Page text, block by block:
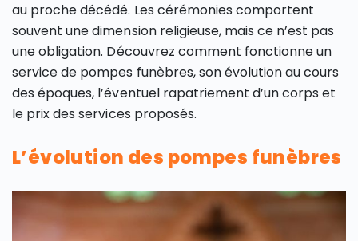
au proche décédé. Les cérémonies comportent
souvent une dimension religieuse, mais ce n’est pas
une obligation. Découvrez comment fonctionne un
service de pompes funèbres, son évolution au cours
des époques, l’éventuel rapatriement d’un corps et
le prix des services proposés.
L’évolution des pompes funèbres